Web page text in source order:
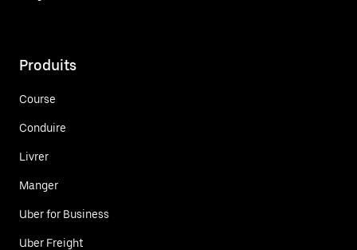
Produits
Course
Conduire
Livrer
Manger
Uber for Business
Uber Freight